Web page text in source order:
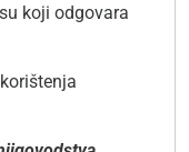
koji odgovara